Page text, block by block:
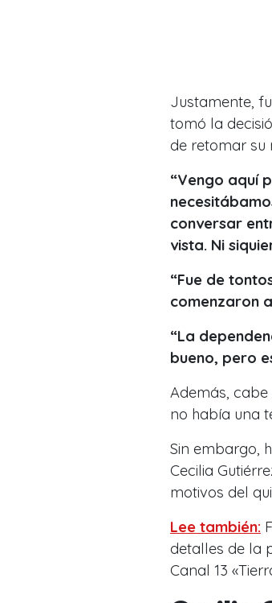
Justamente,
tomó la
de retomar su
“Vengo aquí
conversar
vista. Ni
“Fue de
comenzaron
“La
bueno, pero
Además,
no había una
Sin embargo,
Cecilia
motivos del
Lee también:
detalles de la
Canal 13